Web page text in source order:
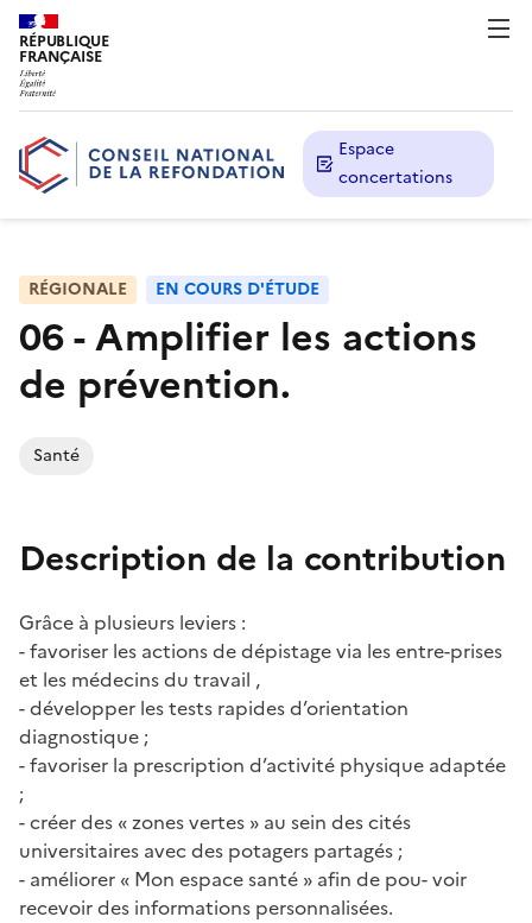
RÉPUBLIQUE
FRANÇAISE
Espace
concertations
RÉGIONALE EN COURS D'ÉTUDE
06 - Amplifier les actions
de prévention.
Santé
Description de la contribution
Grâce à plusieurs leviers :
- favoriser les actions de dépistage via les entre-prises
et les médecins du travail ,
- développer les tests rapides d’orientation
diagnostique ;
- favoriser la prescription d’activité physique adaptée
;
- créer des « zones vertes » au sein des cités
universitaires avec des potagers partagés ;
- améliorer « Mon espace santé » afin de pou- voir
recevoir des informations personnalisées.